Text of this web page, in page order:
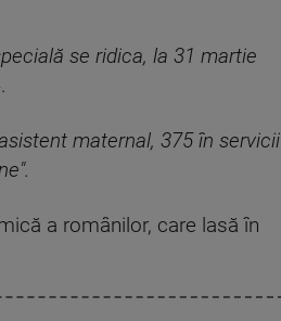
se ridica, la 31 martie
maternal, 375 în servicii
a românilor, care lasă în